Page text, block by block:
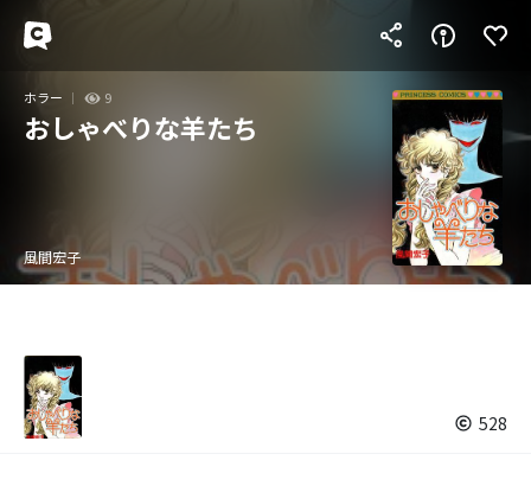
ホラー 9
おしゃべりな羊たち
風間宏子
528